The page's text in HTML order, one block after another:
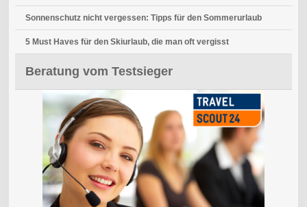
Sonnenschutz nicht vergessen: Tipps für den Sommerurlaub
5 Must Haves für den Skiurlaub, die man oft vergisst
Beratung vom Testsieger